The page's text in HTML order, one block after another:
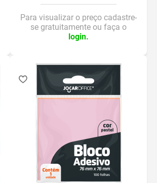
Para visualizar o preço cadastre-
se gratuitamente ou faça o
login.